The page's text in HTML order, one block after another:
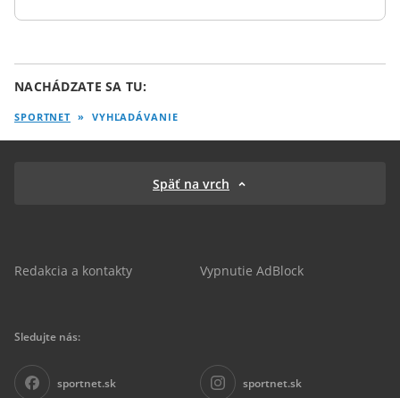
NACHÁDZATE SA TU:
SPORTNET » VYHĽADÁVANIE
Späť na vrch
Redakcia a kontakty Vypnutie AdBlock
Sledujte nás:
sportnet.sk sportnet.sk